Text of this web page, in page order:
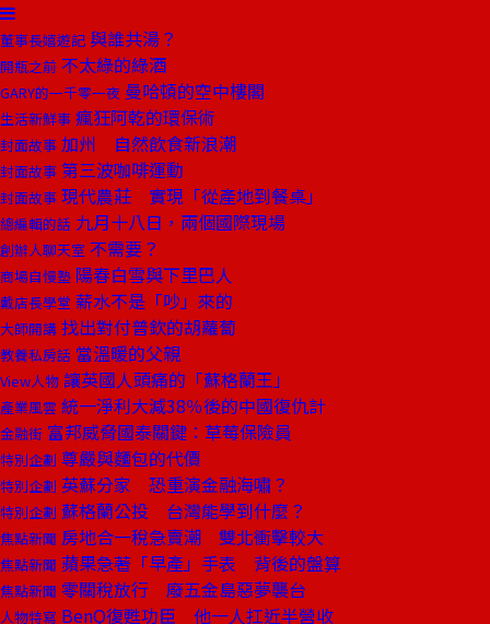
董事長嬉遊記 與誰共湯？
開瓶之前 不太綠的綠酒
GARY的一千零一夜 曼哈頓的空中樓閣
生活新鮮事 瘋狂阿乾的環保術
封面故事 加州 自然飲食新浪潮
封面故事 第三波咖啡運動
封面故事 現代農莊 實現「從產地到餐桌」
總編輯的話 九月十八日，兩個國際現場
創辦人聊天室 不需要？
商場自慢塾 陽春白雪與下里巴人
戴店長學堂 薪水不是「吵」來的
大師開講 找出對付普欽的胡蘿蔔
教養私房話 當溫暖的父親
View人物 讓英國人頭痛的「蘇格蘭王」
產業風雲 統一淨利大減38％後的中國復仇計
金融街 富邦威脅國泰關鍵：草莓保險員
特別企劃 尊嚴與麵包的代價
特別企劃 英蘇分家 恐重演金融海嘯？
特別企劃 蘇格蘭公投 台灣能學到什麼？
焦點新聞 房地合一稅急賣潮 雙北衝擊較大
焦點新聞 蘋果急著「早產」手表 背後的盤算
焦點新聞 零關稅放行 廢五金島惡夢襲台
人物特寫 BenQ復甦功臣 他一人扛近半營收